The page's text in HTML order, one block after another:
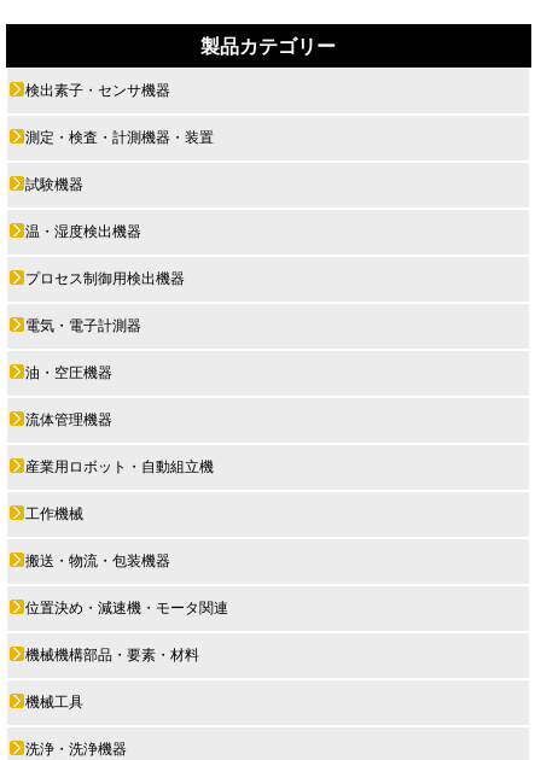
製品カテゴリー
検出素子・センサ機器
測定・検査・計測機器・装置
試験機器
温・湿度検出機器
プロセス制御用検出機器
電気・電子計測器
油・空圧機器
流体管理機器
産業用ロボット・自動組立機
工作機械
搬送・物流・包装機器
位置決め・減速機・モータ関連
機械機構部品・要素・材料
機械工具
洗浄・洗浄機器